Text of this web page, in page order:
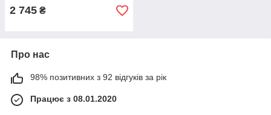
2 745 ₴
Про нас
98% позитивних з 92 відгуків за рік
Працює з 08.01.2020